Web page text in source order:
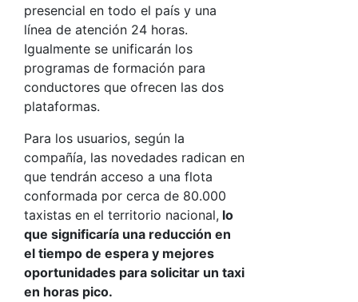
presencial en todo el país y una
línea de atención 24 horas.
Igualmente se unificarán los
programas de formación para
conductores que ofrecen las dos
plataformas.
Para los usuarios, según la
compañía, las novedades radican en
que tendrán acceso a una flota
conformada por cerca de 80.000
taxistas en el territorio nacional, lo
que significaría una reducción en
el tiempo de espera y mejores
oportunidades para solicitar un taxi
en horas pico.